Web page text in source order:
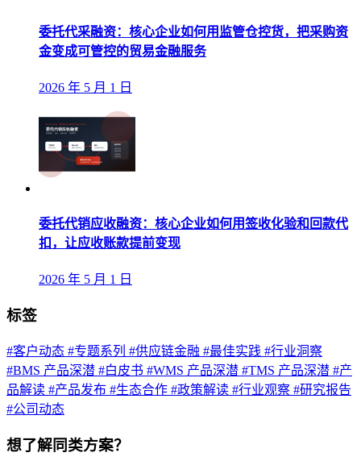
委托代采融资：核心企业如何用监管仓控货，把采购资
金变成可管控的贸易金融服务
2026 年 5 月 1 日
委托代销应收融资：核心企业如何用签收化验和回款代
扣，让应收账款提前变现
2026 年 5 月 1 日
标签
#客户动态 #专题系列 #供应链金融 #最佳实践 #行业洞察
#BMS 产品深潜 #白皮书 #WMS 产品深潜 #TMS 产品深潜 #产
品解读 #产品发布 #生态合作 #政策解读 #行业观察 #研究报告
#公司动态
想了解同类方案？